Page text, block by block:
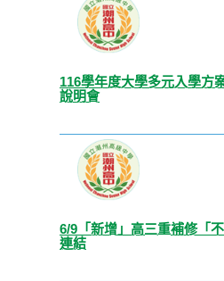
116學年度大學多元入學方
說明會
6/9「新增」高三重補修「
連結